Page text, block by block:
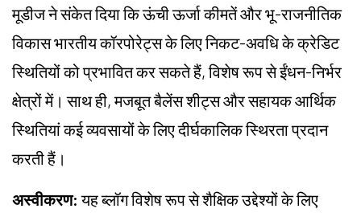
मूडीज ने संकेत दिया कि ऊंची ऊर्जा कीमतें और भू-राजनीतिक
विकास भारतीय कॉरपोरेट्स के लिए निकट-अवधि के क्रेडिट
स्थितियों को प्रभावित कर सकते हैं, विशेष रूप से ईंधन-निर्भर
क्षेत्रों में। साथ ही, मजबूत बैलेंस शीट्स और सहायक आर्थिक
स्थितियां कई व्यवसायों के लिए दीर्घकालिक स्थिरता प्रदान
करती हैं।
अस्वीकरण:यह ब्लॉग विशेष रूप से शैक्षिक उद्देश्यों के लिए